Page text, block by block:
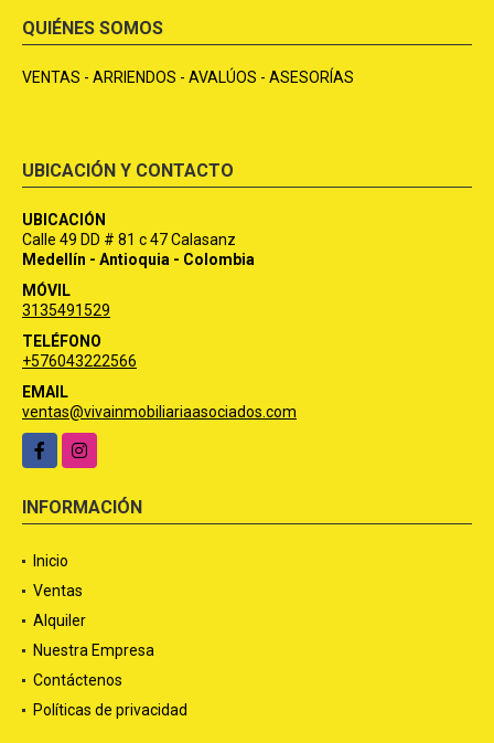
QUIÉNES SOMOS
VENTAS - ARRIENDOS - AVALÚOS - ASESORÍAS
UBICACIÓN Y CONTACTO
UBICACIÓN
Calle 49 DD # 81 c 47 Calasanz
Medellín - Antioquia - Colombia
MÓVIL
3135491529
TELÉFONO
+576043222566
EMAIL
ventas@vivainmobiliariaasociados.com
FacebookInstagram
INFORMACIÓN
Inicio
Ventas
Alquiler
Nuestra Empresa
Contáctenos
Políticas de privacidad